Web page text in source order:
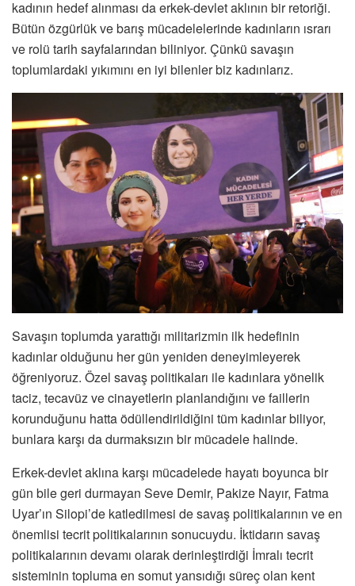
kadının hedef alınması da erkek-devlet aklının bir retoriği.
Bütün özgürlük ve barış mücadelelerinde kadınların ısrarı
ve rolü tarih sayfalarından biliniyor. Çünkü savaşın
toplumlardaki yıkımını en iyi bilenler biz kadınlarız.
Savaşın toplumda yarattığı militarizmin ilk hedefinin
kadınlar olduğunu her gün yeniden deneyimleyerek
öğreniyoruz. Özel savaş politikaları ile kadınlara yönelik
taciz, tecavüz ve cinayetlerin planlandığını ve faillerin
korunduğunu hatta ödüllendirildiğini tüm kadınlar biliyor,
bunlara karşı da durmaksızın bir mücadele halinde.
Erkek-devlet aklına karşı mücadelede hayatı boyunca bir
gün bile geri durmayan Seve Demir, Pakize Nayır, Fatma
Uyar’ın Silopi’de katledilmesi de savaş politikalarının ve en
önemlisi tecrit politikalarının sonucuydu. İktidarın savaş
politikalarının devamı olarak derinleştirdiği İmralı tecrit
sisteminin topluma en somut yansıdığı süreç olan kent